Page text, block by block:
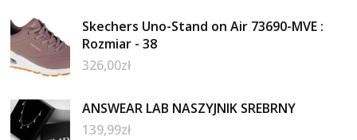
Skechers Uno-Stand on Air 73690-MVE :
Rozmiar - 38
326,00zł
ANSWEAR LAB NASZYJNIK SREBRNY
139,99zł